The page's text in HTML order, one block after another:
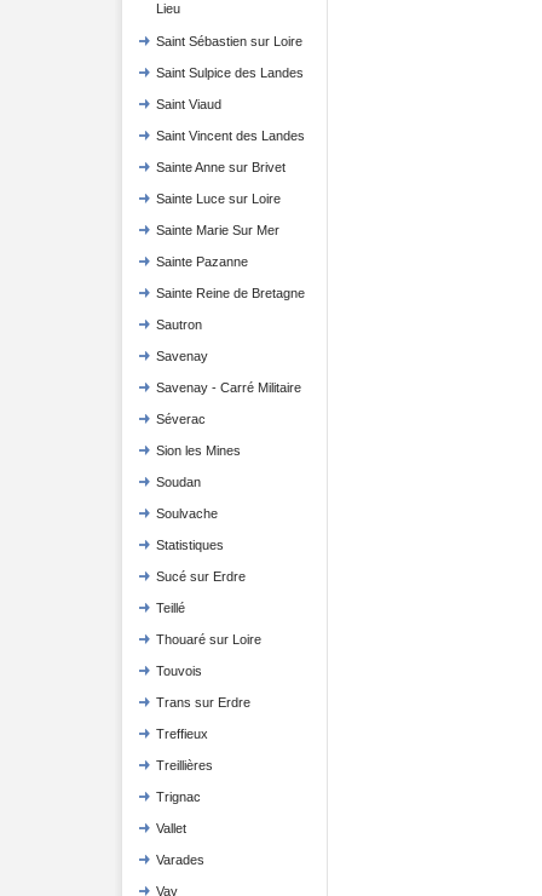
Lieu
Saint Sébastien sur Loire
Saint Sulpice des Landes
Saint Viaud
Saint Vincent des Landes
Sainte Anne sur Brivet
Sainte Luce sur Loire
Sainte Marie Sur Mer
Sainte Pazanne
Sainte Reine de Bretagne
Sautron
Savenay
Savenay - Carré Militaire
Séverac
Sion les Mines
Soudan
Soulvache
Statistiques
Sucé sur Erdre
Teillé
Thouaré sur Loire
Touvois
Trans sur Erdre
Treffieux
Treillières
Trignac
Vallet
Varades
Vay